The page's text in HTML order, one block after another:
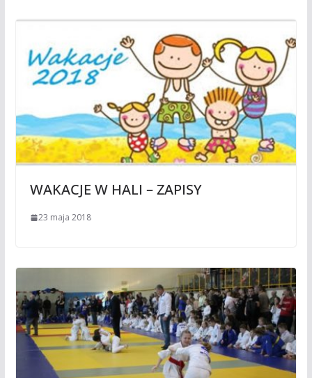
WAKACJE W HALI – ZAPISY
23 maja 2018